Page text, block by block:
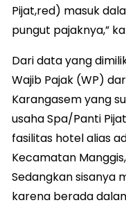
Pijat,red) masuk
pungut pajaknya,”
Dari data yang
Wajib Pajak (WP)
Karangasem yang
usaha Spa/Panti
fasilitas hotel alias
Kecamatan
Sedangkan sisanya
karena berada